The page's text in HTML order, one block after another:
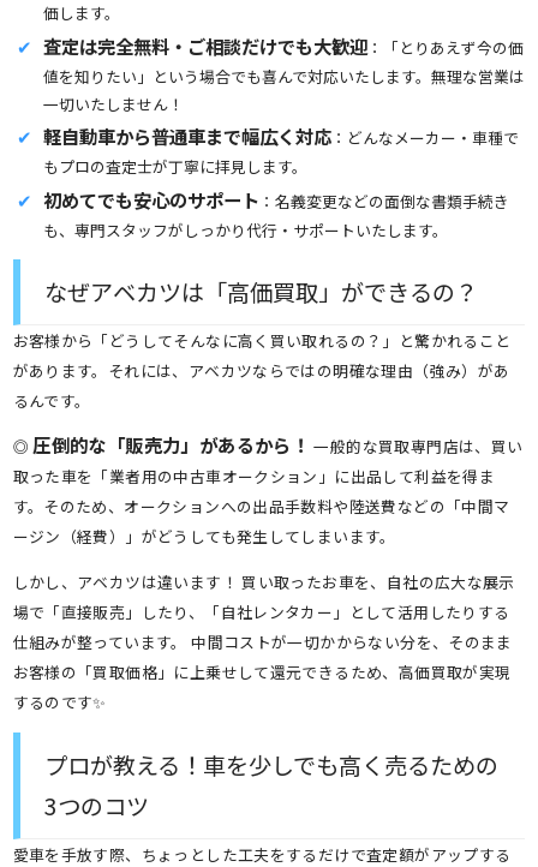
価します。
査定は完全無料・ご相談だけでも大歓迎 ：「とりあえず今の価
値を知りたい」という場合でも喜んで対応いたします。無理な営業は
一切いたしません！
軽自動車から普通車まで幅広く対応 ：どんなメーカー・車種で
もプロの査定士が丁寧に拝見します。
初めてでも安心のサポート ：名義変更などの面倒な書類手続き
も、専門スタッフがしっかり代行・サポートいたします。
なぜアベカツは「高価買取」ができるの？
お客様から「どうしてそんなに高く買い取れるの？」と驚かれること
があります。それには、アベカツならではの明確な理由（強み）があ
るんです。
◎圧倒的な「販売力」があるから！ 一般的な買取専門店は、買い
取った車を「業者用の中古車オークション」に出品して利益を得ま
す。そのため、オークションへの出品手数料や陸送費などの「中間マ
ージン（経費）」がどうしても発生してしまいます。
しかし、アベカツは違います！ 買い取ったお車を、自社の広大な展示
場で「直接販売」したり、「自社レンタカー」として活用したりする
仕組みが整っています。 中間コストが一切かからない分を、そのまま
お客様の「買取価格」に上乗せして還元できるため、高価買取が実現
するのです✨
プロが教える！車を少しでも高く売るための
3つのコツ
愛車を手放す際、ちょっとした工夫をするだけで査定額がアップする